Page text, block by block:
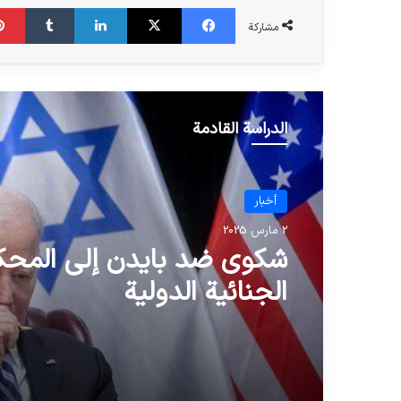
مشاركة
فیس بوک X لینکدین ‫تامبلر
الدراسة القادمة
أخبار
2 مارس 2025
شكوى ضد بايدن إلى
الجنائية الدولية